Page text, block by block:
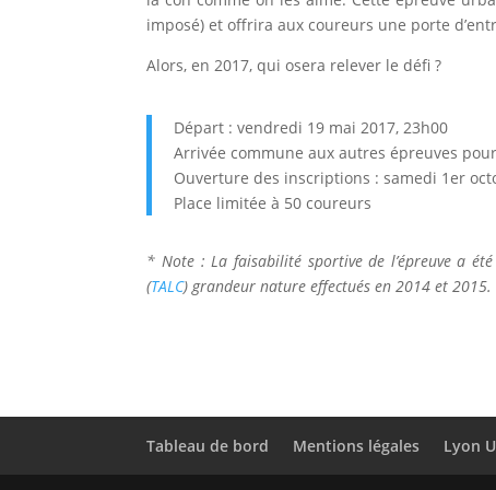
imposé) et offrira aux coureurs une porte
Alors, en 2017, qui osera relever le défi ?
Départ : vendredi 19 mai 2017, 23h00
Arrivée commune aux autres épreuves
Ouverture des inscriptions : samedi 1er
Place limitée à 50 coureurs
* Note : La faisabilité sportive de l’épreuve a
(TALC) grandeur nature effectués en 2014 et 2015.
Tableau de bord Mentions légales Lyon